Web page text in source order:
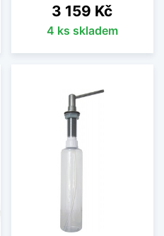
Cena
3 159 Kč
4 ks skladem